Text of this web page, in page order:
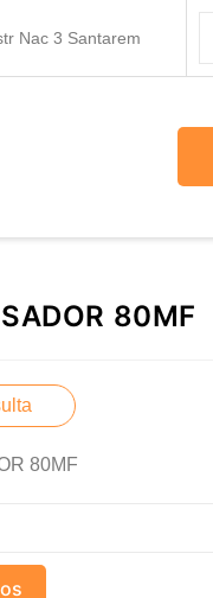
Nac 3 Santarem
80MF
80MF